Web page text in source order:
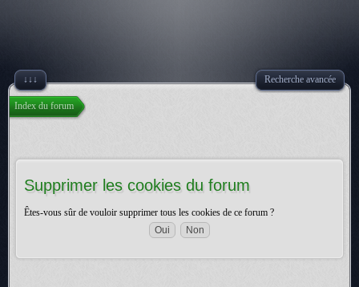
↓↓↓ Recherche avancée
Index du forum
Supprimer les cookies du forum
Êtes-vous sûr de vouloir supprimer tous les cookies de ce forum ?